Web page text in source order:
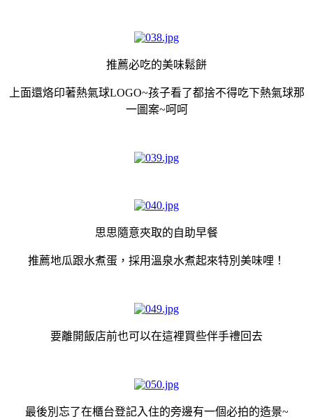
推薦必吃的美味鬆餅
上面還烙印著熱氣球LOGO~孩子看了都捨不得吃下熱氣球那
一圖案~呵呵
思思隨意夾取的自助早餐
推薦地瓜跟水煮蛋，採用溫泉水煮起來特別美味哩！
要離開飯店前也可以在這裡買些伴手禮回去
最後別忘了在櫃台登記入住的旁邊有一個必拍的造景~